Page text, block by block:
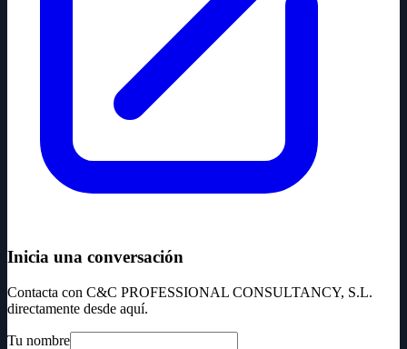
Inicia una conversación
Contacta con C&C PROFESSIONAL CONSULTANCY, S.L.
directamente desde aquí.
Tu nombre